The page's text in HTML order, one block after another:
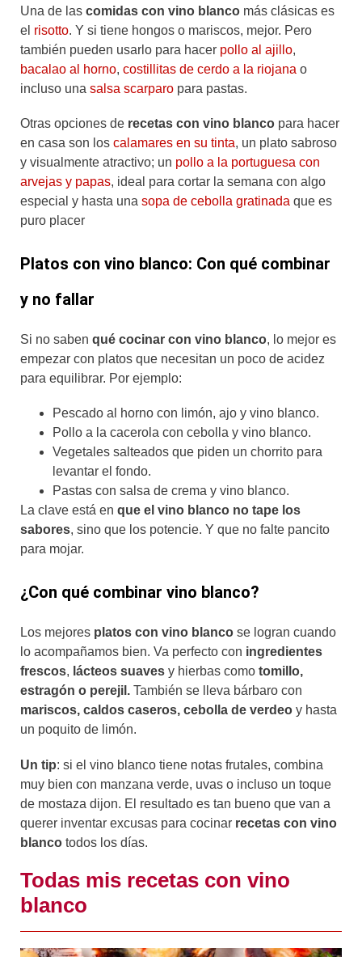
Una de las comidas con vino blanco más clásicas es
el risotto. Y si tiene hongos o mariscos, mejor. Pero
también pueden usarlo para hacer pollo al ajillo,
bacalao al horno, costillitas de cerdo a la riojana o
incluso una salsa scarparo para pastas.
Otras opciones de recetas con vino blanco para hacer
en casa son los calamares en su tinta, un plato sabroso
y visualmente atractivo; un pollo a la portuguesa con
arvejas y papas, ideal para cortar la semana con algo
especial y hasta una sopa de cebolla gratinada que es
puro placer
Platos con vino blanco: Con qué combinar
y no fallar
Si no saben qué cocinar con vino blanco, lo mejor es
empezar con platos que necesitan un poco de acidez
para equilibrar. Por ejemplo:
Pescado al horno con limón, ajo y vino blanco.
Pollo a la cacerola con cebolla y vino blanco.
Vegetales salteados que piden un chorrito para
levantar el fondo.
Pastas con salsa de crema y vino blanco.
La clave está en que el vino blanco no tape los
sabores, sino que los potencie. Y que no falte pancito
para mojar.
¿Con qué combinar vino blanco?
Los mejores platos con vino blanco se logran cuando
lo acompañamos bien. Va perfecto con ingredientes
frescos, lácteos suaves y hierbas como tomillo,
estragón o perejil. También se lleva bárbaro con
mariscos, caldos caseros, cebolla de verdeo y hasta
un poquito de limón.
Un tip: si el vino blanco tiene notas frutales, combina
muy bien con manzana verde, uvas o incluso un toque
de mostaza dijon. El resultado es tan bueno que van a
querer inventar excusas para cocinar recetas con vino
blanco todos los días.
Todas mis recetas con vino
blanco